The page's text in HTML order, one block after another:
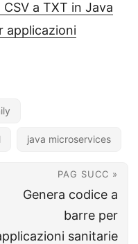
a TXT in Java
applicazioni
java microservices
PAG SUCC »
Genera codice a
barre per
sanitarie